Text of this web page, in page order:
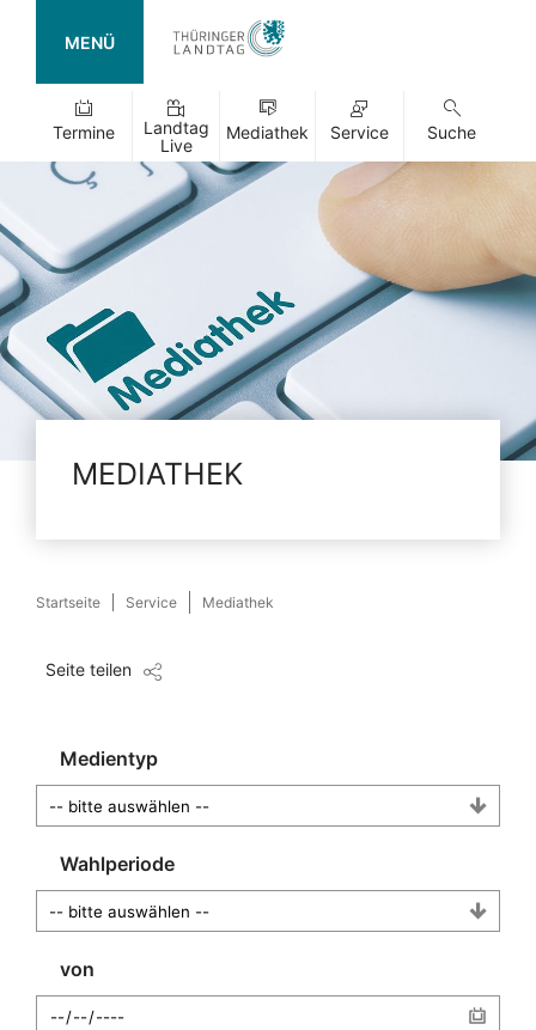
MENÜ
Termine
Landtag
Live
Mediathek Service Suche
MEDIATHEK
Startseite Service Mediathek
Seite teilen
Medientyp
Wahlperiode
von